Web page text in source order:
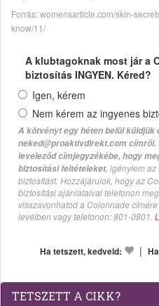
Forrás: womensarticle.com/skin-
know/11/
A klubtagoknak most jár a
biztosítás INGYEN. Kéred?
Igen, kérem
Nem kérem az ingyenes
A kötvényt egy héten belül küldjük
neked@proaktivdirekt.com
leveleződ címjegyzékébe, hogy
biztosítási feltételeket, igénylem
biztosítást. Hozzájárulok, hogy az
biztosítási ajánlataival telefonon
visszavonhatod a Colonnade
levélben vagy telefonon: 801-0801.
Ha tetszett, kedveld: |
TETSZETT A CIKK?